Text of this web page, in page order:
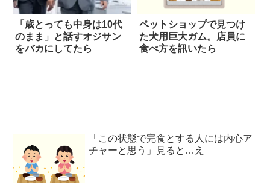
「歳とっても中身は10代
のまま」と話すオジサン
をバカにしてたら
ペットショップで見つけ
た犬用巨大ガム。店員に
食べ方を訊いたら
「この状態で完食とする人には内心ア
チャーと思う」見ると…え